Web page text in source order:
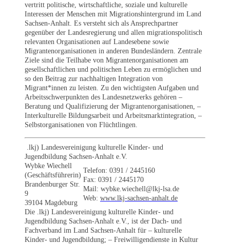
vertritt politische, wirtschaftliche, soziale und kulturelle
Interessen der Menschen mit Migrationshintergrund im Land
Sachsen-Anhalt. Es versteht sich als Ansprechpartner
gegenüber der Landesregierung und allen migrationspolitisch
relevanten Organisationen auf Landesebene sowie
Migrantenorganisationen in anderen Bundesländern. Zentrale
Ziele sind die Teilhabe von Migrantenorganisationen am
gesellschaftlichen und politischen Leben zu ermöglichen und
so den Beitrag zur nachhaltigen Integration von
Migrant*innen zu leisten. Zu den wichtigsten Aufgaben und
Arbeitsschwerpunkten des Landesnetzwerks gehören –
Beratung und Qualifizierung der Migrantenorganisationen, –
Interkulturelle Bildungsarbeit und Arbeitsmarktintegration, –
Selbstorganisationen von Flüchtlingen.
.lkj) Landesvereinigung kulturelle Kinder- und
Jugendbildung Sachsen-Anhalt e.V.
Wybke Wiechell
(Geschäftsführerin)
Brandenburger Str.
9
39104 Magdeburg
Telefon: 0391 / 2445160
Fax: 0391 / 2445170
Mail: wybke.wiechell@lkj-lsa.de
Web: www.lkj-sachsen-anhalt.de
Die .lkj) Landesvereinigung kulturelle Kinder- und
Jugendbildung Sachsen-Anhalt e.V., ist der Dach- und
Fachverband im Land Sachsen-Anhalt für – kulturelle
Kinder- und Jugendbildung; – Freiwilligendienste in Kultur